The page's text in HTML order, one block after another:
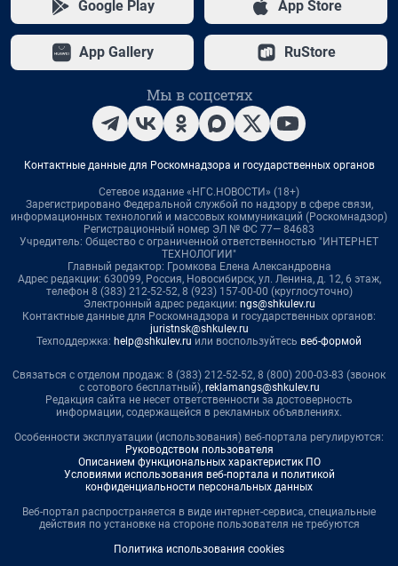
Google Play App Store
App Gallery RuStore
Мы в соцсетях
Контактные данные для Роскомнадзора и государственных органов
Сетевое издание «НГС.НОВОСТИ» (18+)
Зарегистрировано Федеральной службой по надзору в сфере связи,
информационных технологий и массовых коммуникаций (Роскомнадзор)
Регистрационный номер ЭЛ № ФС 77— 84683
Учредитель: Общество с ограниченной ответственностью "ИНТЕРНЕТ
ТЕХНОЛОГИИ"
Главный редактор: Громкова Елена Александровна
Адрес редакции: 630099, Россия, Новосибирск, ул. Ленина, д. 12, 6 этаж,
телефон 8 (383) 212-52-52, 8 (923) 157-00-00 (круглосуточно)
Электронный адрес редакции: ngs@shkulev.ru
Контактные данные для Роскомнадзора и государственных органов:
juristnsk@shkulev.ru
Техподдержка: help@shkulev.ru или воспользуйтесь веб-формой
Связаться с отделом продаж: 8 (383) 212-52-52, 8 (800) 200-03-83 (звонок
с сотового бесплатный), reklamangs@shkulev.ru
Редакция сайта не несет ответственности за достоверность
информации, содержащейся в рекламных объявлениях.
Особенности эксплуатации (использования) веб-портала регулируются:
Руководством пользователя
Описанием функциональных характеристик ПО
Условиями использования веб-портала и политикой
конфиденциальности персональных данных
Веб-портал распространяется в виде интернет-сервиса, специальные
действия по установке на стороне пользователя не требуются
Политика использования cookies